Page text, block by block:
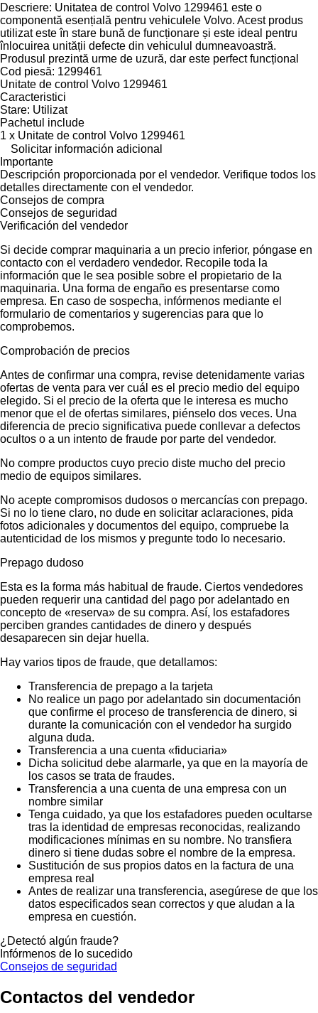
Descriere: Unitatea de control Volvo 1299461 este o
componentă esențială pentru vehiculele Volvo. Acest produs
utilizat este în stare bună de funcționare și este ideal pentru
înlocuirea unității defecte din vehiculul dumneavoastră.
Produsul prezintă urme de uzură, dar este perfect funcțional
Cod piesă: 1299461
Unitate de control Volvo 1299461
Caracteristici
Stare: Utilizat
Pachetul include
1 x Unitate de control Volvo 1299461
Solicitar información adicional
Importante
Descripción proporcionada por el vendedor. Verifique todos los
detalles directamente con el vendedor.
Consejos de compra
Consejos de seguridad
Verificación del vendedor
Si decide comprar maquinaria a un precio inferior, póngase en
contacto con el verdadero vendedor. Recopile toda la
información que le sea posible sobre el propietario de la
maquinaria. Una forma de engaño es presentarse como
empresa. En caso de sospecha, infórmenos mediante el
formulario de comentarios y sugerencias para que lo
comprobemos.
Comprobación de precios
Antes de confirmar una compra, revise detenidamente varias
ofertas de venta para ver cuál es el precio medio del equipo
elegido. Si el precio de la oferta que le interesa es mucho
menor que el de ofertas similares, piénselo dos veces. Una
diferencia de precio significativa puede conllevar a defectos
ocultos o a un intento de fraude por parte del vendedor.
No compre productos cuyo precio diste mucho del precio
medio de equipos similares.
No acepte compromisos dudosos o mercancías con prepago.
Si no lo tiene claro, no dude en solicitar aclaraciones, pida
fotos adicionales y documentos del equipo, compruebe la
autenticidad de los mismos y pregunte todo lo necesario.
Prepago dudoso
Esta es la forma más habitual de fraude. Ciertos vendedores
pueden requerir una cantidad del pago por adelantado en
concepto de «reserva» de su compra. Así, los estafadores
perciben grandes cantidades de dinero y después
desaparecen sin dejar huella.
Hay varios tipos de fraude, que detallamos:
Transferencia de prepago a la tarjeta
No realice un pago por adelantado sin documentación
que confirme el proceso de transferencia de dinero, si
durante la comunicación con el vendedor ha surgido
alguna duda.
Transferencia a una cuenta «fiduciaria»
Dicha solicitud debe alarmarle, ya que en la mayoría de
los casos se trata de fraudes.
Transferencia a una cuenta de una empresa con un
nombre similar
Tenga cuidado, ya que los estafadores pueden ocultarse
tras la identidad de empresas reconocidas, realizando
modificaciones mínimas en su nombre. No transfiera
dinero si tiene dudas sobre el nombre de la empresa.
Sustitución de sus propios datos en la factura de una
empresa real
Antes de realizar una transferencia, asegúrese de que los
datos especificados sean correctos y que aludan a la
empresa en cuestión.
¿Detectó algún fraude?
Infórmenos de lo sucedido
Consejos de seguridad
Contactos del vendedor